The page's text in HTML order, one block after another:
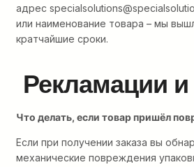
адрес
или наименование товара – мы
кратчайшие сроки.
Рекламации и
Что делать, если товар пришёл
Если при получении заказа вы
механические повреждения